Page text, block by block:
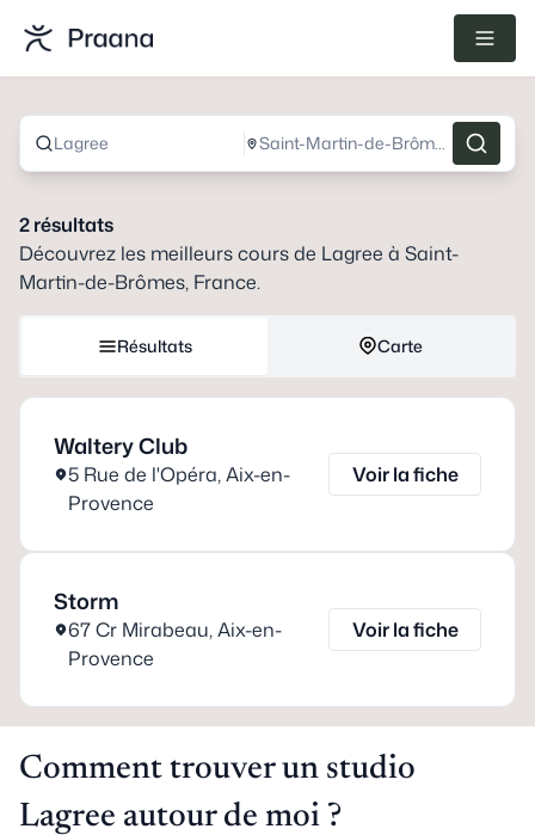
Lagree Saint-Martin-de-Brômes, France
2résultats
Découvrez les meilleurs cours de Lagree à Saint-
Martin-de-Brômes, France.
Résultats Carte
Waltery Club
5 Rue de l'Opéra,Aix-en-
Provence
Voir la fiche
Storm
67 Cr Mirabeau,Aix-en-
Provence
Voir la fiche
Comment trouver un studio
Lagree autour de moi ?